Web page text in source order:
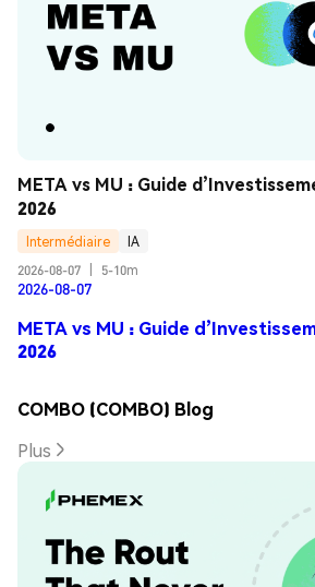
META vs MU : Guide
2026
Intermédiaire
IA
2026-08-07
5-10m
2026-08-07
META vs MU : Guide
2026
COMBO (COMBO) Blog
Plus